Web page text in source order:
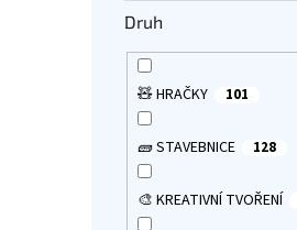
Druh
🧸 HRAČKY 101
🧱 STAVEBNICE 128
🎨 KREATIVNÍ TVOŘENÍ